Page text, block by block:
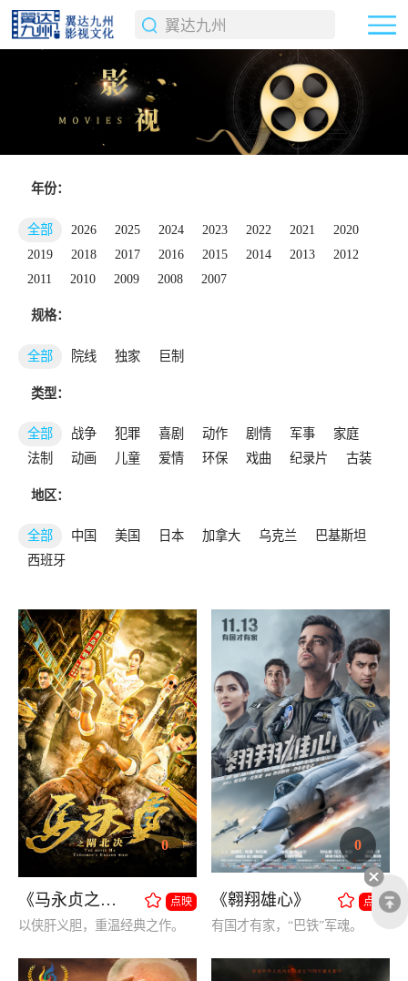
年份：
全部 2026 2025 2024 2023 2022 2021
2020
2019
2018 2017 2016 2015 2014 2013
2012
2011
2010 2009 2008 2007
规格：
全部 院线 独家 巨制
类型：
全部 战争 犯罪 喜剧 动作 剧情 军事
家庭
法制
动画 儿童 爱情 环保 戏曲 纪录片 古装
地区：
全部 中国 美国 日本 加拿大 乌克兰
巴基斯坦
西班牙
0
《马永贞之闸北决》
以侠肝义胆，重温经典之作。
点映
0
《翱翔雄心》
有国才有家，“巴铁”军魂。
点映